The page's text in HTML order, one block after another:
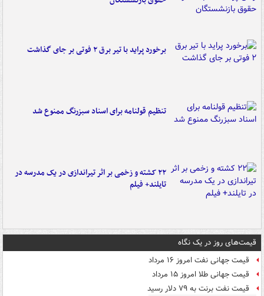
برخورد پراید با تیر برق ۲ فوتی بر جای گذاشت
تنظیم قولنامه برای اسناد سبزرنگ ممنوع شد
۲۲ کشته و زخمی بر اثر تیراندازی در یک مدرسه در
تایلند+ فیلم
قیمت‌های روز در یک نگاه
قیمت جهانی نفت امروز ۱۶ مرداد
قیمت جهانی طلا امروز ۱۵ مرداد
قیمت نفت برنت به ۷۹ دلار رسید